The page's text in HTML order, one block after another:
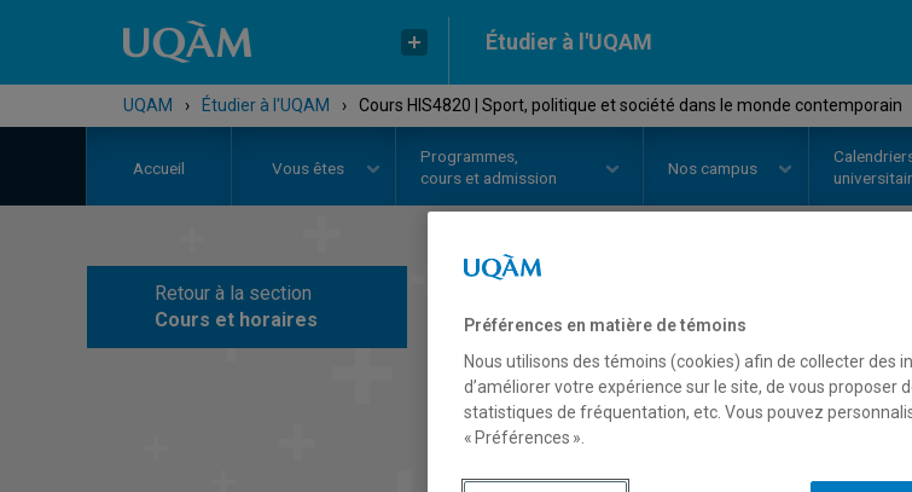
Étudier à l'UQAM
UQAM › Étudier à l'UQAM › Cours HIS4820 | Sport, politique et société dans le monde contemporain
Accueil Vous êtes
Programmes,
cours et admission
Nos campus
Retour à la section
Cours et horaires
COURS// HIS4820
monde
Préférences en matière de témoins
Nous utilisons des témoins (cookies) afin de collecter
d’améliorer votre expérience sur le site, de vous proposer
statistiques de fréquentation, etc. Vous pouvez
« Préférences ».